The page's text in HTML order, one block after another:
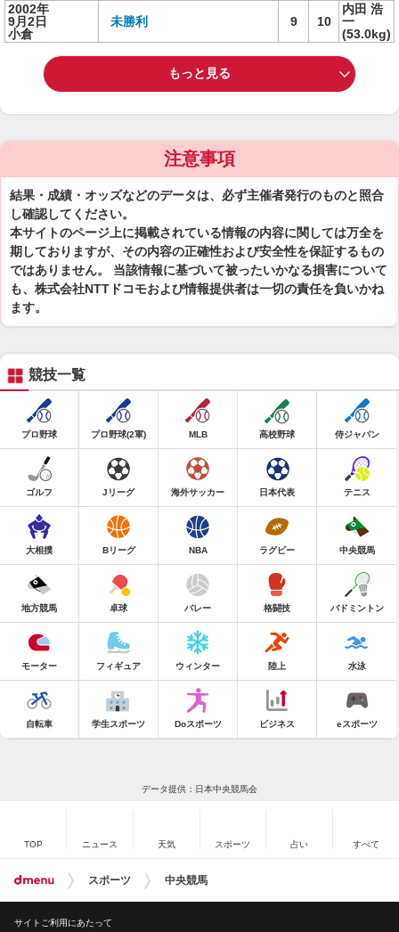
2002年
9月2日
小倉
未勝利 9 10
内田 浩
一
(53.0kg)
もっと見る
注意事項
結果・成績・オッズなどのデータは、必ず主催者発行のものと照合
し確認してください。
本サイトのページ上に掲載されている情報の内容に関しては万全を
期しておりますが、その内容の正確性および安全性を保証するもの
ではありません。 当該情報に基づいて被ったいかなる損害について
も、株式会社NTTドコモおよび情報提供者は一切の責任を負いかね
ます。
競技一覧
プロ野球 プロ野球(2軍) MLB 高校野球 侍ジャパン
ゴルフ Jリーグ 海外サッカー 日本代表 テニス
大相撲 Bリーグ NBA ラグビー 中央競馬
地方競馬 卓球 バレー 格闘技 バドミントン
モーター フィギュア ウィンター 陸上 水泳
自転車 学生スポーツ Doスポーツ ビジネス eスポーツ
データ提供：日本中央競馬会
TOP ニュース 天気 スポーツ 占い すべて
スポーツ 中央競馬
サイトご利用にあたって